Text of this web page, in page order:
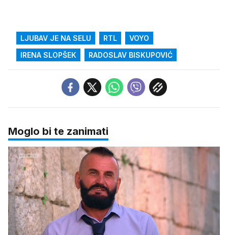
LJUBAV JE NA SELU RTL
VOYO
IRENA SLOPŠEK
RADOSLAV BISKUPOVIĆ
Moglo bi te zanimati